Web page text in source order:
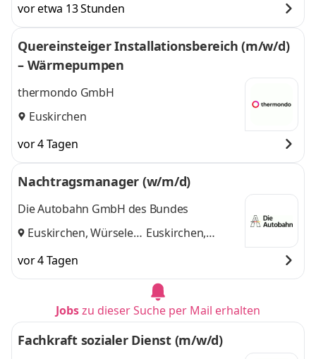
vor etwa 13 Stunden
Quereinsteiger Installationsbereich (m/w/d)
– Wärmepumpen
thermondo GmbH
Euskirchen
vor 4 Tagen
Nachtragsmanager (w/m/d)
Die Autobahn GmbH des Bundes
Euskirchen, Würselen Euskirchen,
vor 4 Tagen
Jobszu dieser Suche per Mail erhalten
Fachkraft sozialer Dienst (m/w/d)